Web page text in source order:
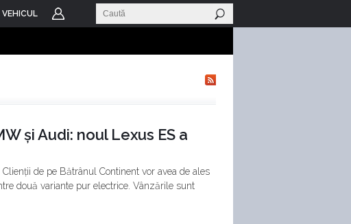
VEHICUL
și Audi: noul Lexus ES a
de pe Bătrânul Continent vor avea de ales
două variante pur electrice. Vânzările sunt